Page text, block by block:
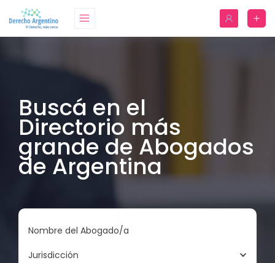
Buscá en el
Directorio más
grande de Abogados
de Argentina
Nombre del Abogado/a
Jurisdicción